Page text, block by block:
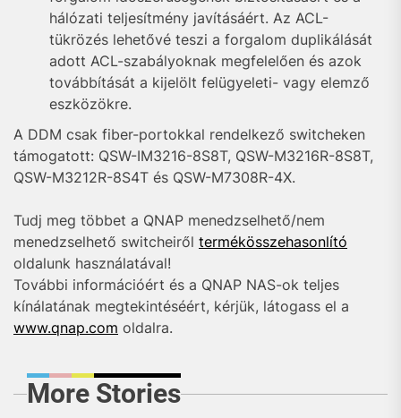
hálózati teljesítmény javításáért. Az ACL-
tükrözés lehetővé teszi a forgalom duplikálását
adott ACL-szabályoknak megfelelően és azok
továbbítását a kijelölt felügyeleti- vagy elemző
eszközökre.
A DDM csak fiber-portokkal rendelkező switcheken
támogatott: QSW-IM3216-8S8T, QSW-M3216R-8S8T,
QSW-M3212R-8S4T és QSW-M7308R-4X.
Tudj meg többet a QNAP menedzselhető/nem
menedzselhető switcheiről termékösszehasonlító
oldalunk használatával!
További információért és a QNAP NAS-ok teljes
kínálatának megtekintéséért, kérjük, látogass el a
www.qnap.com oldalra.
More Stories